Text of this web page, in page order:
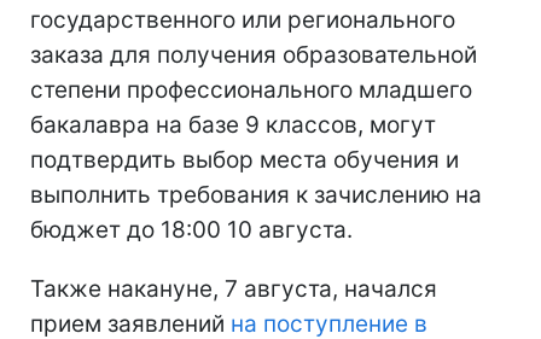
государственного или регионального
заказа для получения образовательной
степени профессионального младшего
бакалавра на базе 9 классов, могут
подтвердить выбор места обучения и
выполнить требования к зачислению на
бюджет до 18:00 10 августа.
Также накануне, 7 августа, начался
прием заявлений на поступление в